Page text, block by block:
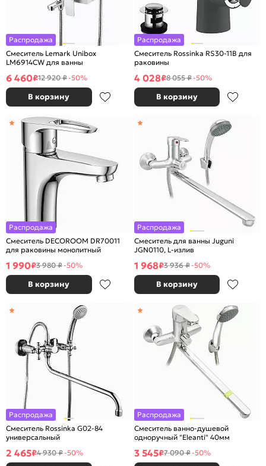
Распродажа
Смеситель Lemark Unibox
LM6914CW для ванны
6 460₽12 920 ₽-50%
В корзину
Распродажа
Смеситель Rossinka RS30-11B для
раковины
4 028₽8 055 ₽-50%
В корзину
Распродажа
Смеситель DECOROOM DR70011
для раковины монолитный
1 990₽3 980 ₽-50%
В корзину
Распродажа
Смеситель для ванны Juguni
JGN0110, L-излив
1 968₽3 936 ₽-50%
В корзину
Распродажа
Смеситель Rossinka G02-84
универсальный
2 465₽4 930 ₽-50%
Распродажа
Смеситель ванно-душевой
одноручный "Eleanti" 40мм
3 545₽7 090 ₽-50%